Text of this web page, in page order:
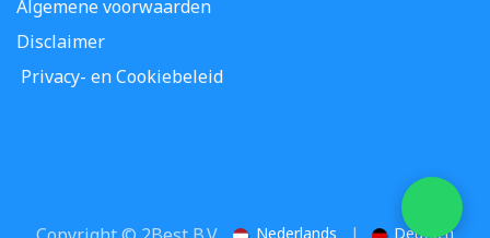
Algemene voorwaarden
Disclaimer
Privacy- en Cookiebeleid
Nederlands | Deutsch